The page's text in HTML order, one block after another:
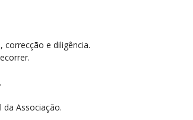
e diligência.
Associação.